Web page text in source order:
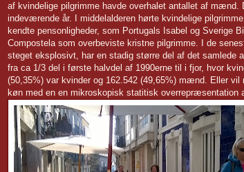
af kvindelige pilgrimme havde overhalet antallet af
indeværende år. I middelalderen hørte kvindelige
kendte pensonligheder, som Portugals Isabel og Sverige
Compostela som overbeviste kristne pilgrimme. I de
steget eksplosivt, har en stadig større del af det samlede
fra ca 1/3 del i første halvdel af 1990erne til i fjor, hvor
(50,35%) var kvinder og 162.542 (49,65%) mænd. Eller
køn med en en mikroskopisk statitisk overrepræsentation